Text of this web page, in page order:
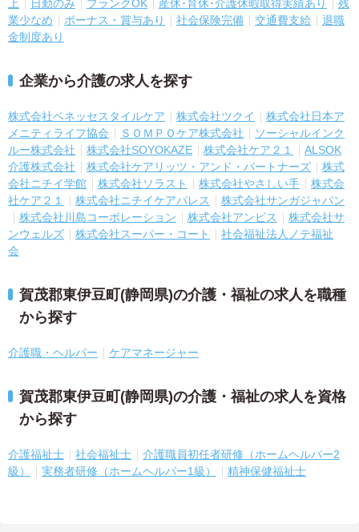
上 日勤のみ ブランクOK 産休･育休･介護休暇取得実績あり
残
業少なめ
ボーナス・賞与あり 社会保険完備 交通費支給
退職
金制度あり
企業から介護の求人を探す
株式会社ベネッセスタイルケア 株式会社ツクイ
株式会社日本ア
メニティライフ協会
ＳＯＭＰＯケア株式会社
ソーシャルインク
ルー株式会社
株式会社SOYOKAZE 株式会社ケア２１
ALSOK
介護株式会社
株式会社ケアリッツ・アンド・パートナーズ
株式
会社ニチイ学館
株式会社ソラスト 株式会社やさしい手
株式会
社ケア２１
株式会社ニチイケアパレス
株式会社サンガジャパン
株式会社川島コーポレーション
株式会社アンビス
株式会社サ
ンウェルズ
株式会社スーパー・コート
社会福祉法人ノテ福祉
会
賀茂郡東伊豆町(静岡県)の介護・福祉の求人を職種
から探す
介護職・ヘルパー ケアマネージャー
賀茂郡東伊豆町(静岡県)の介護・福祉の求人を資格
から探す
介護福祉士 社会福祉士
介護職員初任者研修（ホームヘルパー2
級）
実務者研修（ホームヘルパー1級） 精神保健福祉士